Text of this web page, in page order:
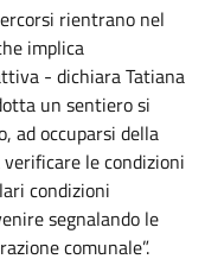
rientrano nel
implica
- dichiara Tatiana
un sentiero si
ad occuparsi della
le condizioni
condizioni
segnalando le
comunale”.